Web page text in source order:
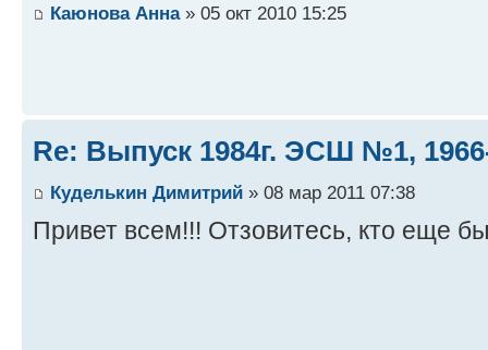
Каюнова Анна» 05 окт 2010 15:25
Re: Выпуск 1984г. ЭСШ №1,
Куделькин Димитрий » 08 мар 2011 07:38
Привет всем!!! Отзовитесь, кто еще